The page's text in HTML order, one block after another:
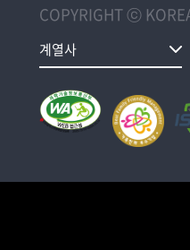
COPYRIGHT ⓒ
계열사